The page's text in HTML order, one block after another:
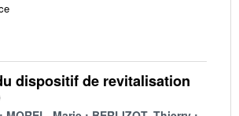
dispositif de revitalisation